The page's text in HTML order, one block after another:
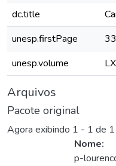
dc.title
unesp.firstPage
unesp.volume
Arquivos
Pacote original
Agora exibindo 1 - 1 de 1
Nome:
p-